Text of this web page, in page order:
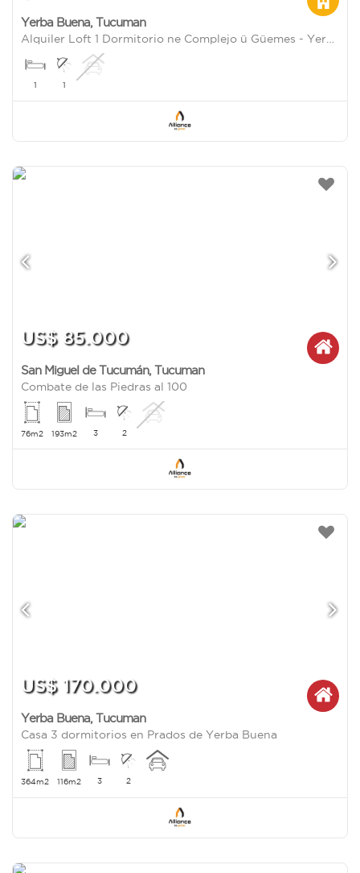
Yerba Buena, Tucuman
1 1
US$ 85.000
San Miguel de Tucumán, Tucuman
Combate de las Piedras al 100
76m2 193m2 3 2
US$ 170.000
Yerba Buena, Tucuman
Casa 3 dormitorios en Prados de Yerba Buena
364m2 116m2 3 2